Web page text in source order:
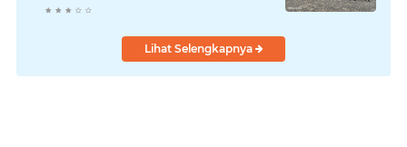
Laksanakan!
Lihat Selengkapnya